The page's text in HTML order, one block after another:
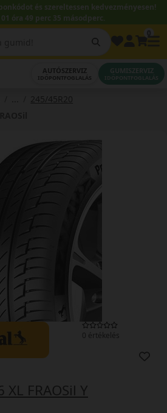
és szereltessen kedvezményesen!
óra 49 perc 35 másodperc.
AUTÓSZERVIZ
IDŐPONTFOGLALÁS
GUMISZERVIZ
IDŐPONTFOGLALÁS
245/45R20
0 értékelés
FRAOSil Y